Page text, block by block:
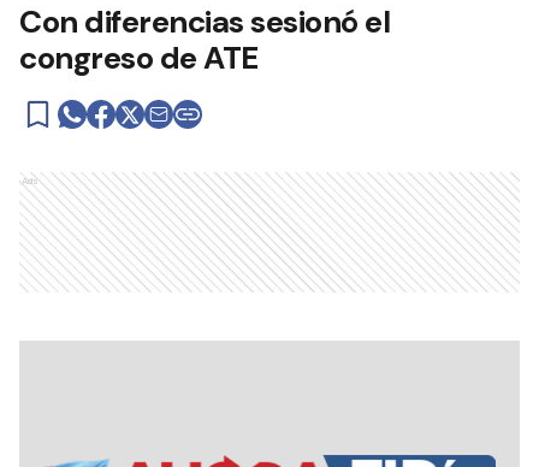
Con diferencias sesionó el
congreso de ATE
Ads